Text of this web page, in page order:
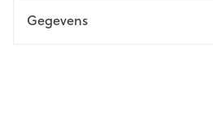
Gegevens